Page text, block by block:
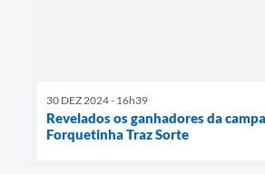
30 DEZ 2024 - 16h39
Revelados os ganhadores da
Forquetinha Traz Sorte